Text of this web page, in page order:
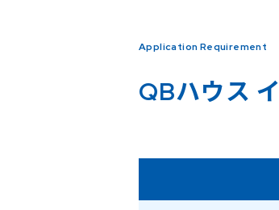
Application Requirement
QBハウス